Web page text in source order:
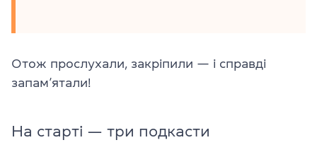
Отож прослухали, закріпили — і справді
запам’ятали!
На старті — три подкасти